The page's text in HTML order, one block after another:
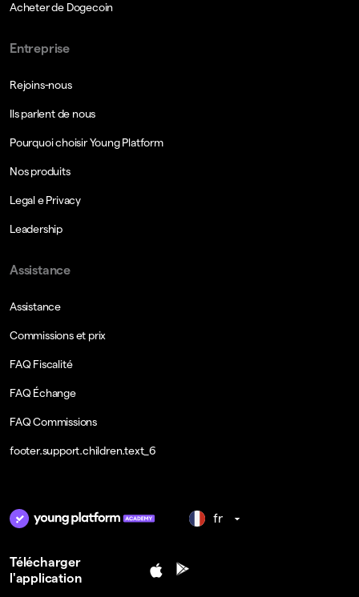
Acheter de Dogecoin
Entreprise
Rejoins-nous
Ils parlent de nous
Pourquoi choisir Young Platform
Nos produits
Legal e Privacy
Leadership
Assistance
Assistance
Commissions et prix
FAQ Fiscalité
FAQ Échange
FAQ Commissions
footer.support.children.text_6
fr
Télécharger
l'application